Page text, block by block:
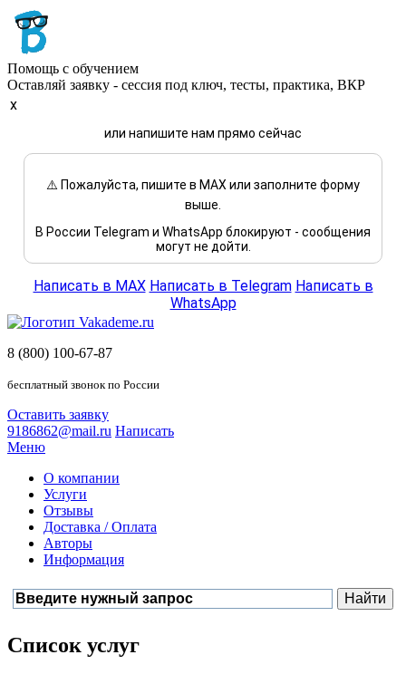
Помощь с обучением
Оставляй заявку - сессия под ключ, тесты, практика, ВКР
x
или напишите нам прямо сейчас
⚠️ Пожалуйста, пишите в MAX или заполните форму
выше.
В России Telegram и WhatsApp блокируют - сообщения
могут не дойти.
Написать в MAX Написать в Telegram Написать в
WhatsApp
8 (800) 100-67-87
бесплатный звонок по России
Оставить заявку
9186862@mail.ru Написать
Меню
О компании
Услуги
Отзывы
Доставка / Оплата
Авторы
Информация
Список услуг